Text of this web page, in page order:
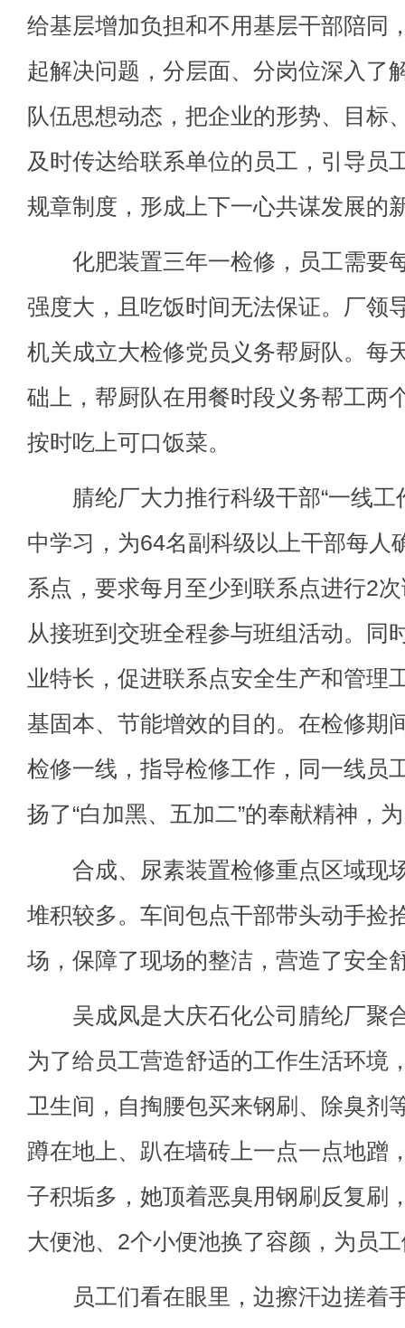
给基层增加负担和不用基层干部陪同
起解决问题，分层面、分岗位深入了
队伍思想动态，把企业的形势、目标
及时传达给联系单位的员工，引导员
规章制度，形成上下一心共谋发展的
化肥装置三年一检修，员工需要
强度大，且吃饭时间无法保证。厂领
机关成立大检修党员义务帮厨队。每
础上，帮厨队在用餐时段义务帮工两
按时吃上可口饭菜。
腈纶厂大力推行科级干部“一线工
中学习，为64名副科级以上干部每人
系点，要求每月至少到联系点进行2
从接班到交班全程参与班组活动。同
业特长，促进联系点安全生产和管理
基固本、节能增效的目的。在检修期
检修一线，指导检修工作，同一线员
扬了“白加黑、五加二”的奉献精神，
合成、尿素装置检修重点区域现
堆积较多。车间包点干部带头动手捡
场，保障了现场的整洁，营造了安全
吴成凤是大庆石化公司腈纶厂聚
为了给员工营造舒适的工作生活环境
卫生间，自掏腰包买来钢刷、除臭剂
蹲在地上、趴在墙砖上一点一点地蹭
子积垢多，她顶着恶臭用钢刷反复刷
大便池、2个小便池换了容颜，为员
员工们看在眼里，边擦汗边搓着